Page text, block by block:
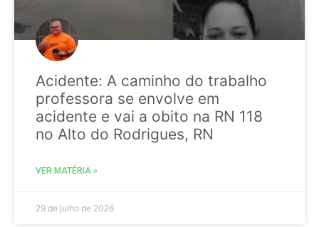
Acidente: A caminho do trabalho
professora se envolve em
acidente e vai a obito na RN 118
no Alto do Rodrigues, RN
VER MATÉRIA »
29 de julho de 2026